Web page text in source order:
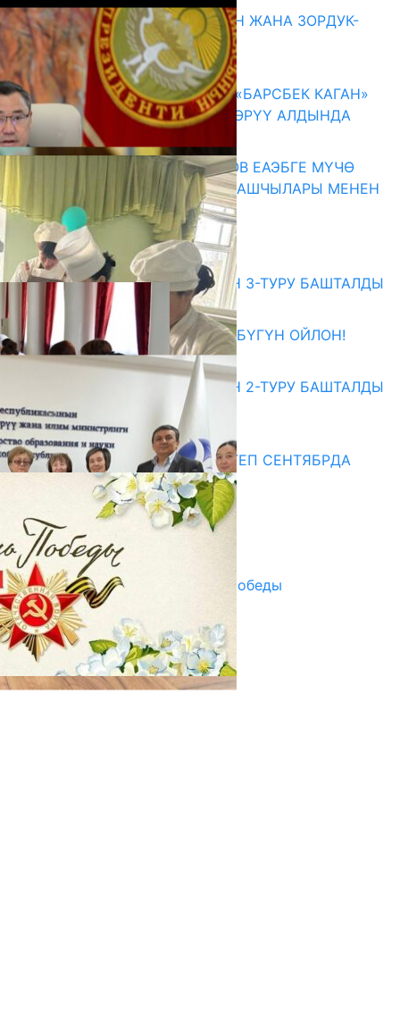
ГЕНДЕРДИК БАСМЫРЛООДОН ЖАНА ЗОРДУК-
ЗОМБУЛУКТАН КОРГОО
07.08.2026
КЫРГЫЗ ТАРЫХЫ ТАСМАДА: «БАРСБЕК КАГАН»
КӨРКӨМ ТАСМАСЫ ЖАРЫК КӨРҮҮ АЛДЫНДА
07.08.2026
ПРЕЗИДЕНТ САДЫР ЖАПАРОВ ЕАЭБГЕ МҮЧӨ
МАМЛЕКЕТТЕРДИН ӨКМӨТ БАШЧЫЛАРЫ МЕНЕН
ЖОЛУГУШТУ
07.08.2026
Абитуриент
ЖОЖДОРГО КАБЫЛ АЛУУНУН 3-ТУРУ БАШТАЛДЫ
27.07.2026
ӨЗҮҢДҮН КЕЛЕЧЕГИҢ ҮЧҮН БҮГҮН ОЙЛОН!
20.07.2026
ЖОЖДОРГО КАБЫЛ АЛУУНУН 2-ТУРУ БАШТАЛДЫ
20.07.2026
Медиа
СУЗАКТА 750 ОРУНДУУ МЕКТЕП СЕНТЯБРДА
ПАЙДАЛАНУУГА БЕРИЛЕТ
07.08.2025
Улуу Жеңиштин жандуу сөзү
29.04.2025
Награды в преддверии Дня Победы
29.04.2025